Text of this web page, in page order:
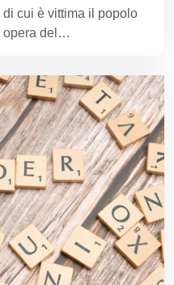
di cui è vittima il popolo
opera del…